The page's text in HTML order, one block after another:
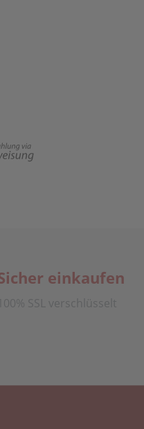
einkaufen
100% SSL verschlüsselt